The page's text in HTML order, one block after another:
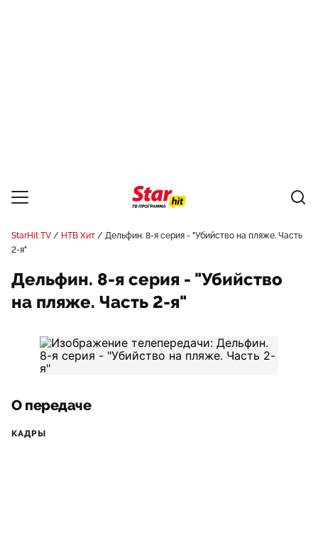
StarHit TV НТВ Хит
Дельфин. 8-я серия - "Убийство на пляже. Часть
2-я"
Дельфин. 8-я серия - "Убийство
на пляже. Часть 2-я"
О передаче
КАДРЫ